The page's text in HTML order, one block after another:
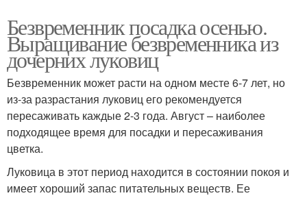
Безвременник посадка осенью.
Выращивание безвременника из
дочерних луковиц
Безвременник может расти на одном месте 6-7 лет, но
из-за разрастания луковиц его рекомендуется
пересаживать каждые 2-3 года. Август – наиболее
подходящее время для посадки и пересаживания
цветка.
Луковица в этот период находится в состоянии покоя и
имеет хороший запас питательных веществ. Ее